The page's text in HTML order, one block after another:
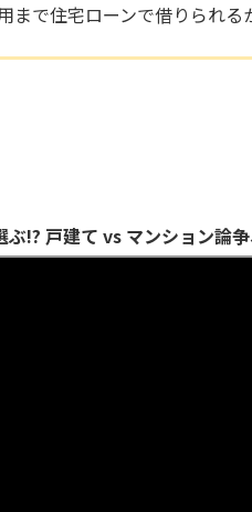
で住宅ローンで借りられる
!? 戸建て vs マンション論